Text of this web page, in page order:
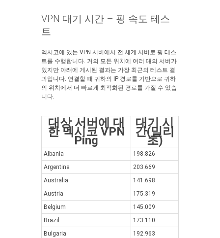
VPN 대기 시간 – 핑 속도 테스
트
멕시코에 있는 VPN 서버에서 전 세계 서버로 핑 테스
트를 수행합니다. 거의 모든 위치에 여러 대의 서버가
있지만 아래에 게시된 결과는 가장 최근의 테스트 결
과입니다. 연결할 때 귀하의 IP 경로를 기반으로 귀하
의 위치에서 더 빠르게 최적화된 경로를 가질 수 있습
니다.
대상 서버에 대
한 멕시코 VPN
Ping
대기 시
간(밀리
초)
Albania
198.826
Argentina
203.669
Australia
141.698
Austria
175.319
Belgium
145.009
Brazil
173.110
Bulgaria
192.963